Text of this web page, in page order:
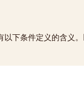
下条件定义的含义